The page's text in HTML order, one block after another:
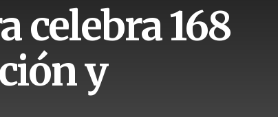
celebra 168
y